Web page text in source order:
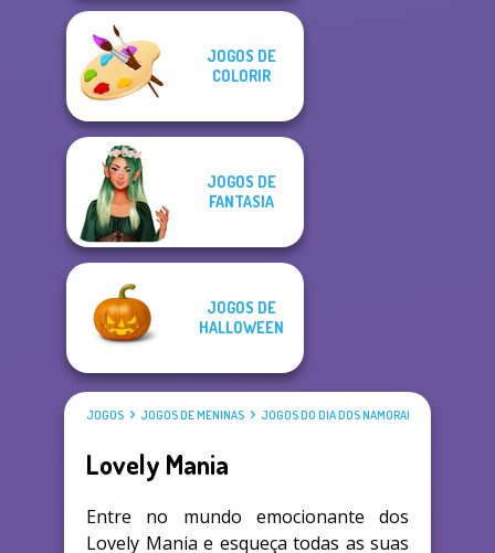
JOGOS DE
COLORIR
JOGOS DE
FANTASIA
JOGOS DE
HALLOWEEN
JOGOS JOGOS DE MENINAS JOGOS DO DIA DOS NAMORADOS
Lovely Mania
Entre no mundo emocionante dos
Lovely Mania e esqueça todas as suas